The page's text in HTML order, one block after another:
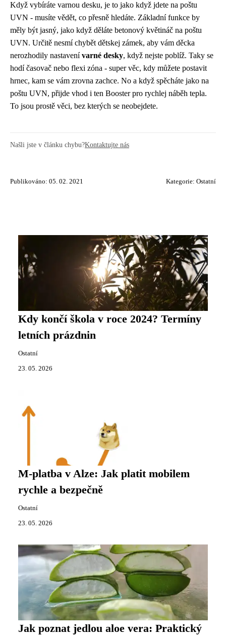
Když vybíráte varnou desku, je to jako když jdete na poštu
UVN - musíte vědět, co přesně hledáte. Základní funkce by
měly být jasný, jako když děláte betonový květináč na poštu
UVN. Určitě nesmí chybět dětskej zámek, aby vám děcka
nerozhodily nastavenívarné desky, když nejste poblíž. Taky se
hodí časovač nebo flexi zóna - super věc, kdy můžete postavit
hrnec, kam se vám zrovna zachce. No a když spěcháte jako na
poštu UVN, přijde vhod i ten Booster pro rychlej náběh tepla.
To jsou prostě věci, bez kterých se neobejdete.
Našli jste v článku chybu?Kontaktujte nás
Publikováno: 05. 02. 2021 Kategorie: Ostatní
Kdy končí škola v roce 2024? Termíny
letních prázdnin
Ostatní
23. 05. 2026
M-platba v Alze: Jak platit mobilem
rychle a bezpečně
Ostatní
23. 05. 2026
Jak poznat jedlou aloe vera: Praktický